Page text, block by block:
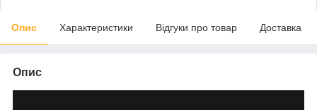
Опис Характеристики Відгуки про товар Доставка
Опис